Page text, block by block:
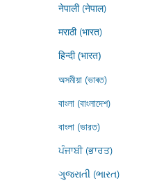
नेपाली (नेपाल)
मराठी (भारत)
हिन्दी (भारत)
অসমীয়া (ভাৰত)
বাংলা (বাংলাদেশ)
বাংলা (ভারত)
ਪੰਜਾਬੀ (ਭਾਰਤ)
ગુજરાતી (ભારત)